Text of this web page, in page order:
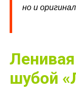
но и
шубой